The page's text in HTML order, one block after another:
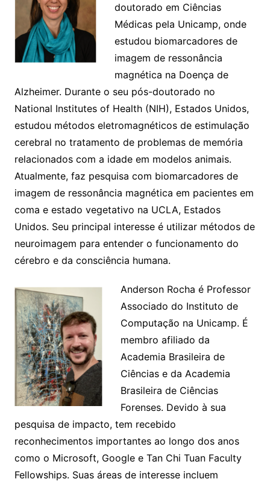
doutorado em Ciências
Médicas pela Unicamp, onde
estudou biomarcadores de
imagem de ressonância
magnética na Doença de
Alzheimer. Durante o seu pós-doutorado no
National Institutes of Health (NIH), Estados Unidos,
estudou métodos eletromagnéticos de estimulação
cerebral no tratamento de problemas de memória
relacionados com a idade em modelos animais.
Atualmente, faz pesquisa com biomarcadores de
imagem de ressonância magnética em pacientes em
coma e estado vegetativo na UCLA, Estados
Unidos. Seu principal interesse é utilizar métodos de
neuroimagem para entender o funcionamento do
cérebro e da consciência humana.
Anderson Rocha é Professor
Associado do Instituto de
Computação na Unicamp. É
membro afiliado da
Academia Brasileira de
Ciências e da Academia
Brasileira de Ciências
Forenses. Devido à sua
pesquisa de impacto, tem recebido
reconhecimentos importantes ao longo dos anos
como o Microsoft, Google e Tan Chi Tuan Faculty
Fellowships. Suas áreas de interesse incluem